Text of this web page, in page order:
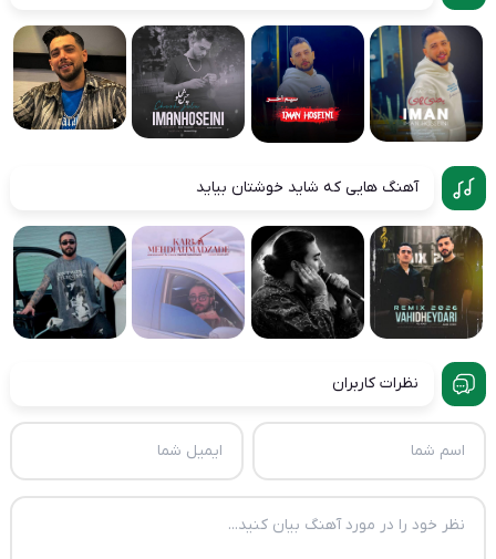
آهنگ هایی که شاید خوشتان بیاید
نظرات کاربران